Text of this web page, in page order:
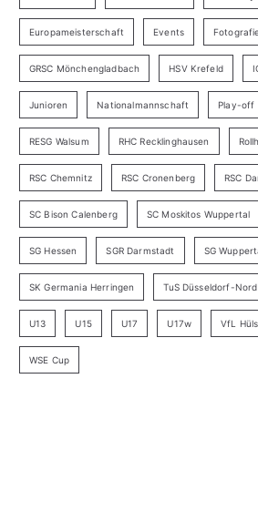
Europameisterschaft Events
GRSC Mönchengladbach HSV Krefeld
Junioren Nationalmannschaft Play-off
RESG Walsum RHC Recklinghausen
RSC Chemnitz RSC Cronenberg RSC
SC Bison Calenberg SC Moskitos Wuppertal
SG Hessen SGR Darmstadt SG
SK Germania Herringen TuS Düsseldorf-Nord
U13 U15 U17 U17w VfL Hüls
WSE Cup